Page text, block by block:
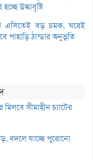
হচ্ছে উল্কাবৃষ্টি
এসিতেই বড় চমক, ঘরেই
পাহাড়ি ঠান্ডার অনুভূতি
মিলবে সীমাহীন চ্যাটের
বদলে যাচ্ছে পুরোনো